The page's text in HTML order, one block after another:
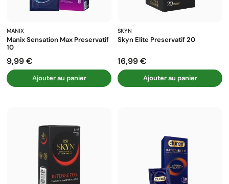
MANIX
Manix Sensation Max Preservatif
10
Prix
9,99 €
Ajouter au panier
SKYN
Skyn Elite Preservatif 20
Prix
16,99 €
Ajouter au panier